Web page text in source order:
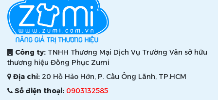
Công ty: TNHH Thương Mại Dịch Vụ Trường Vân sở hữu
thương hiệu Đồng Phục Zumi
Địa chỉ: 20 Hồ Hảo Hớn, P. Cầu Ông Lãnh, TP.HCM
Số điện thoại: 0903132585